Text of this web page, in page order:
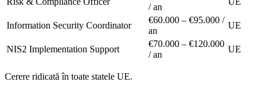
/ an
Information Security Coordinator
€60.000 – €95.000 /
an
UE
NIS2 Implementation Support
€70.000 – €120.000
/ an
UE
Cerere ridicată în toate statele UE.